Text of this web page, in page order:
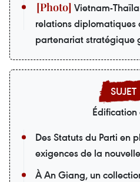
Vietnam-
relations diplomatiques
partenariat stratégique
Édification
Des Statuts du Parti en
exigences de la
À An Giang, un